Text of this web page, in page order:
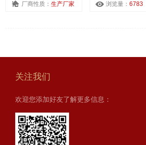
厂商性质：生产厂家 浏览量：6783
关注我们
欢迎您添加好友了解更多信息：